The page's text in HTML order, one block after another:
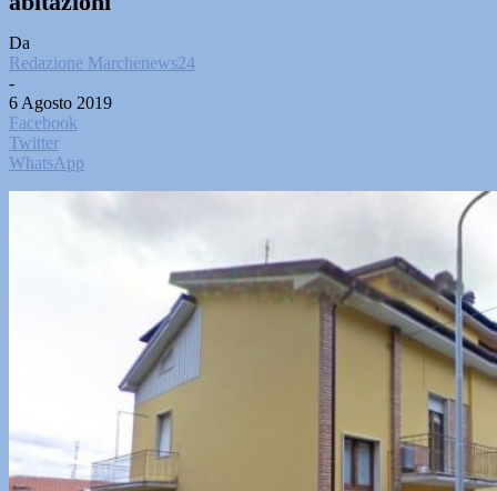
Da
Redazione Marchenews24
-
6 Agosto 2019
Facebook
Twitter
WhatsApp